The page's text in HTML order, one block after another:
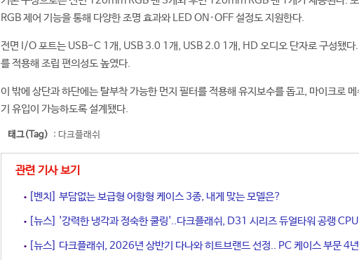
RGB 제어 기능을 통해 다양한 조명 효과와 LED ON·OFF 설정도 지원한다.
전면 I/O 포트는 USB-C 1개, USB 3.0 1개, USB 2.0 1개, HD 오디오 단자로 구성됐다
를 적용해 조립 편의성도 높였다.
이 밖에 상단과 하단에는 탈부착 가능한 먼지 필터를 적용해 유지보수를 돕고, 마이크로
기 유입이 가능하도록 설계됐다.
태그(Tag) : 다크플래쉬
관련 기사 보기
[벤치] 부담없는 보급형 어항형 케이스 3종, 내게 맞는 모델은?
[뉴스] '강력한 냉각과 정숙한 쿨링'..다크플래쉬, D31 시리즈 듀얼타워 공랭 CPU
[뉴스] 다크플래쉬, 2026년 상반기 다나와 히트브랜드 선정.. PC 케이스 부문 4